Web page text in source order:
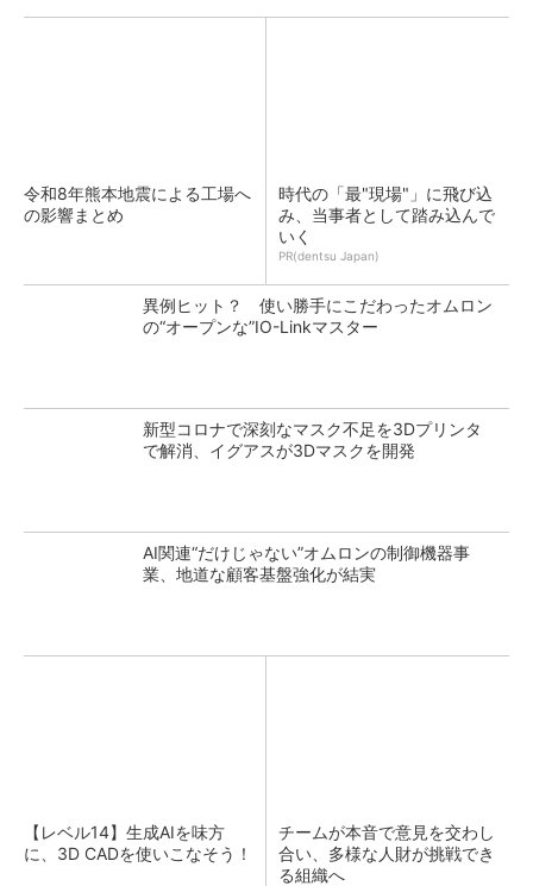
令和8年熊本地震による工場へ
の影響まとめ
時代の「最"現場"」に飛び込
み、当事者として踏み込んで
いく
PR(dentsu Japan)
異例ヒット？ 使い勝手にこだわったオムロン
の“オープンな”IO-Linkマスター
新型コロナで深刻なマスク不足を3Dプリンタ
で解消、イグアスが3Dマスクを開発
AI関連“だけじゃない”オムロンの制御機器事
業、地道な顧客基盤強化が結実
【レベル14】生成AIを味方
に、3D CADを使いこなそう！
チームが本音で意見を交わし
合い、多様な人財が挑戦でき
る組織へ